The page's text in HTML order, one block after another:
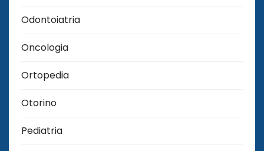
Odontoiatria
Oncologia
Ortopedia
Otorino
Pediatria